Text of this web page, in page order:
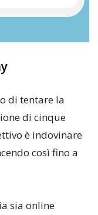
di tentare la
di cinque
è indovinare
così fino a
sia online